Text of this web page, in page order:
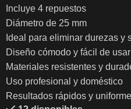
Incluye 4 repuestos
Diámetro de 25 mm
Ideal para eliminar durezas y
Diseño cómodo y fácil de usar
Materiales resistentes y
Uso profesional y doméstico
Resultados rápidos y